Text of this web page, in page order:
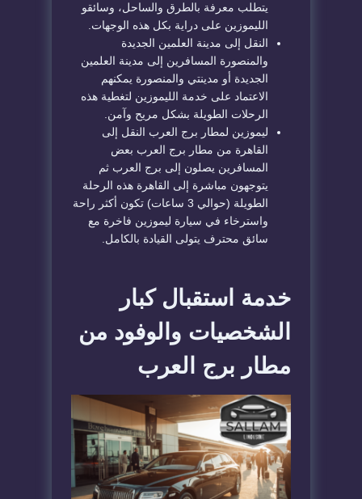
يتطلب معرفة بالطرق والساحل، وسائقو
الليموزين على دراية بكل هذه الوجهات.
النقل إلى مدينة العلمين الجديدة
والمنصورة المسافرين إلى مدينة العلمين
الجديدة أو مدينتي والمنصورة يمكنهم
الاعتماد على خدمة الليموزين لتغطية هذه
الرحلات الطويلة بشكل مريح وآمن.
ليموزين لمطار برج العرب النقل إلى
القاهرة من مطار برج العرب بعض
المسافرين يصلون إلى برج العرب ثم
يتوجهون مباشرة إلى القاهرة هذه الرحلة
الطويلة (حوالي 3 ساعات) تكون أكثر راحة
واسترخاء في سيارة ليموزين فاخرة مع
سائق محترف يتولى القيادة بالكامل.
خدمة استقبال كبار
الشخصيات والوفود من
مطار برج العرب